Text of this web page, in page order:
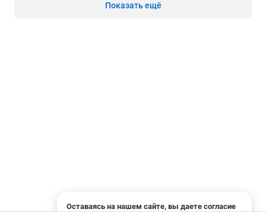
Показать ещё
Оставаясь на нашем сайте, вы даете согласие